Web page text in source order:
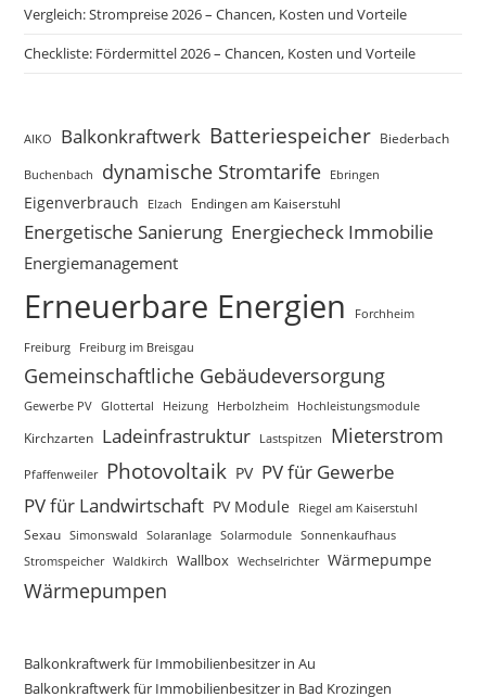
Vergleich: Strompreise 2026 – Chancen, Kosten und Vorteile
Checkliste: Fördermittel 2026 – Chancen, Kosten und Vorteile
AIKO Balkonkraftwerk Batteriespeicher Biederbach
Buchenbach dynamische Stromtarife Ebringen
Eigenverbrauch Elzach Endingen am Kaiserstuhl
Energetische Sanierung Energiecheck Immobilie
Energiemanagement
Erneuerbare Energien Forchheim
Freiburg Freiburg im Breisgau
Gemeinschaftliche Gebäudeversorgung
Gewerbe PV Glottertal Heizung Herbolzheim Hochleistungsmodule
Kirchzarten Ladeinfrastruktur Lastspitzen Mieterstrom
Pfaffenweiler Photovoltaik PV PV für Gewerbe
PV für Landwirtschaft PV Module Riegel am Kaiserstuhl
Sexau Simonswald Solaranlage Solarmodule Sonnenkaufhaus
Stromspeicher Waldkirch Wallbox Wechselrichter Wärmepumpe
Wärmepumpen
Balkonkraftwerk für Immobilienbesitzer in Au
Balkonkraftwerk für Immobilienbesitzer in Bad Krozingen